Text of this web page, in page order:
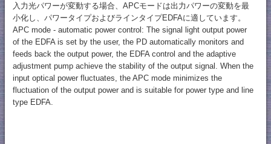
入力光パワーが変動する場合、APCモードは出力パワーの変動を最
小化し、パワータイプおよびラインタイプEDFAに適しています。
APC mode - automatic power control: The signal light output power
of the EDFA is set by the user, the PD automatically monitors and
feeds back the output power, the EDFA control and the adaptive
adjustment pump achieve the stability of the output signal. When the
input optical power fluctuates, the APC mode minimizes the
fluctuation of the output power and is suitable for power type and line
type EDFA.